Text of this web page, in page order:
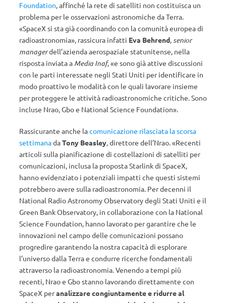
Foundation, affinché la rete di satelliti non costituisca un
problema per le osservazioni astronomiche da Terra.
«SpaceX si sta già coordinando con la comunità europea di
radioastronomia», rassicura infatti Eva Behrend,senior
managerdell’azienda aerospaziale statunitense, nella
risposta inviata a Media Inaf, «e sono già attive discussioni
con le parti interessate negli Stati Uniti per identificare in
modo proattivo le modalità con le quali lavorare insieme
per proteggere le attività radioastronomiche critiche. Sono
incluse Nrao, Gbo e National Science Foundation».
Rassicurante anche lacomunicazione rilasciata la scorsa
settimanadaTony Beasley, direttore dell’Nrao. «Recenti
articoli sulla pianificazione di costellazioni di satelliti per
comunicazioni, inclusa la proposta Starlink di SpaceX,
hanno evidenziato i potenziali impatti che questi sistemi
potrebbero avere sulla radioastronomia. Per decenni il
National Radio Astronomy Observatory degli Stati Uniti e il
Green Bank Observatory, in collaborazione con la National
Science Foundation, hanno lavorato per garantire che le
innovazioni nel campo delle comunicazioni possano
progredire garantendo la nostra capacità di esplorare
l’universo dalla Terra e condurre ricerche fondamentali
attraverso la radioastronomia. Venendo a tempi più
recenti, Nrao e Gbo stanno lavorando direttamente con
SpaceX peranalizzare congiuntamente e ridurre al